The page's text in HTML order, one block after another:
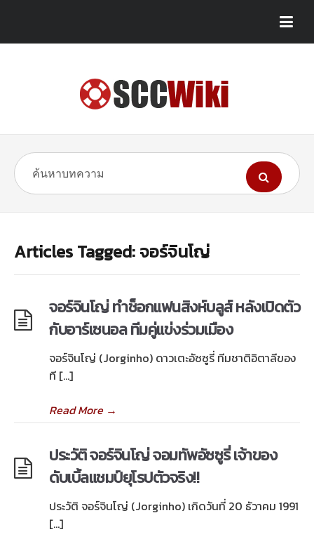
Articles Tagged: จอร์จินโญ่
จอร์จินโญ่ ทำช็อกแฟนสิงห์บลูส์ หลังเปิดตัว
กับอาร์เซนอล ทีมคู่แข่งร่วมเมือง
จอร์จินโญ่ (Jorginho) ดาวเตะอัซซูรี่ ทีมชาติอิตาลีของ
ที […]
Read More→
ประวัติ จอร์จินโญ่ จอมทัพอัซซูรี่ เจ้าของ
ดับเบิ้ลแชมป์ยุโรปตัวจริง!!
ประวัติ จอร์จินโญ่ (Jorginho) เกิดวันที่ 20 ธัวาคม 1991
[…]